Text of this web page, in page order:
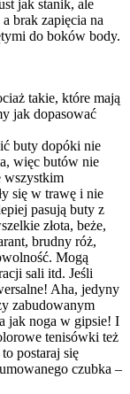
jak stanik, ale
brak zapięcia na
do boków body.
takie, które mają
jak dopasować
buty dopóki nie
więc butów nie
wszystkim
się w trawę i nie
pasują buty z
złota, beże,
brudny róż,
Mogą
sali itd. Jeśli
Aha, jedyny
zabudowanym
jak noga w gipsie! I
tenisówki też
postaraj się
czubka –